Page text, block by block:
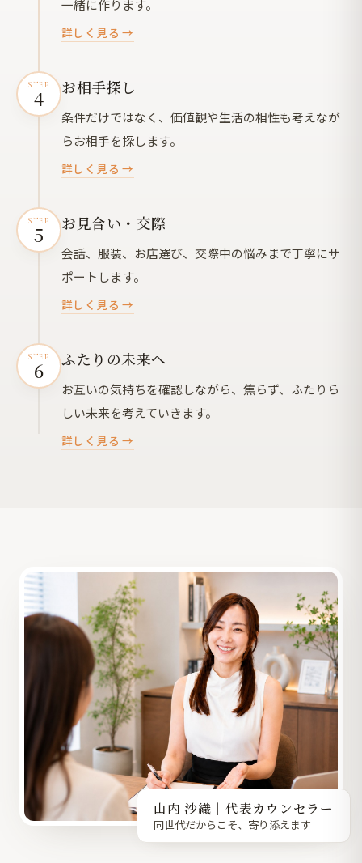
一緒に作ります。
詳しく見る →
STEP
4 お相手探し
条件だけではなく、価値観や生活の相性も考えなが
らお相手を探します。
詳しく見る →
STEP
5 お見合い・交際
会話、服装、お店選び、交際中の悩みまで丁寧にサ
ポートします。
詳しく見る →
STEP
6 ふたりの未来へ
お互いの気持ちを確認しながら、焦らず、ふたりら
しい未来を考えていきます。
詳しく見る →
山内 沙織｜代表カウンセラー
同世代だからこそ、寄り添えます